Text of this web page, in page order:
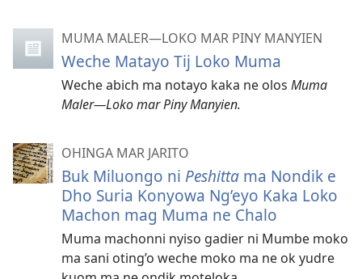
MUMA MALER—LOKO MAR PINY MANYIEN
Weche Matayo Tij Loko Muma
Weche abich ma notayo kaka ne olos Muma
Maler—Loko mar Piny Manyien.
OHINGA MAR JARITO
Buk Miluongo ni Peshitta ma Nondik e
Dho Suria Konyowa Ng’eyo Kaka Loko
Machon mag Muma ne Chalo
Muma machonni nyiso gadier ni Mumbe moko
ma sani oting’o weche moko ma ne ok yudre